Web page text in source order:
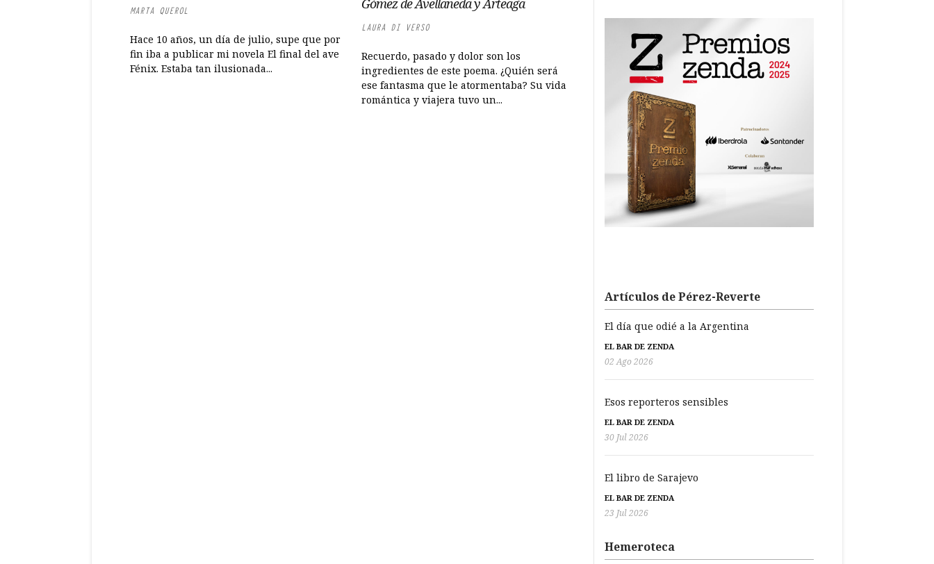
MARTA QUEROL
Hace 10 años, un día de julio, supe que por
fin iba a publicar mi novela El final del ave
Fénix. Estaba tan ilusionada...
Gómez de Avellaneda y Arteaga
LAURA DI VERSO
Recuerdo, pasado y dolor son los
ingredientes de este poema. ¿Quién será
ese fantasma que le atormentaba? Su vida
romántica y viajera tuvo un...
Artículos de Pérez-Reverte
El día que odié a la Argentina
EL BAR DE ZENDA
02 Ago 2026
Esos reporteros sensibles
EL BAR DE ZENDA
30 Jul 2026
El libro de Sarajevo
EL BAR DE ZENDA
23 Jul 2026
Hemeroteca